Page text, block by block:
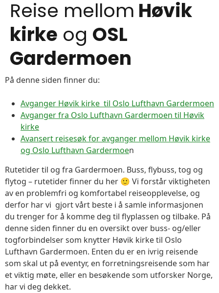
Reise mellom Høvik
kirke og OSL
Gardermoen
På denne siden finner du:
Avganger Høvik kirke til Oslo Lufthavn Gardermoen
Avganger fra Oslo Lufthavn Gardermoen til Høvik
kirke
Avansert reisesøk for avganger mellom Høvik kirke
og Oslo Lufthavn Gardermoen
Rutetider til og fra Gardermoen. Buss, flybuss, tog og
flytog – rutetider finner du her 🙂 Vi forstår viktigheten
av en problemfri og komfortabel reiseopplevelse, og
derfor har vi gjort vårt beste i å samle informasjonen
du trenger for å komme deg til flyplassen og tilbake. På
denne siden finner du en oversikt over buss- og/eller
togforbindelser som knytter Høvik kirke til Oslo
Lufthavn Gardermoen. Enten du er en ivrig reisende
som skal ut på eventyr, en forretningsreisende som har
et viktig møte, eller en besøkende som utforsker Norge,
har vi deg dekket.